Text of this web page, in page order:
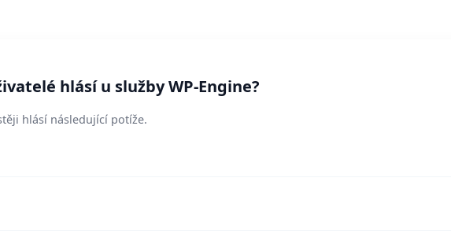
hlásí u služby WP-Engine?
hlásí následující potíže.